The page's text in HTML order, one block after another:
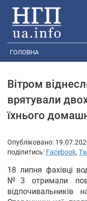
ГОЛОВНА
Вітром
врятували
їхнього
Опубліковано:
поділитись: Facebook,
18 липня фахівці
№3 отримали
відпочивальників